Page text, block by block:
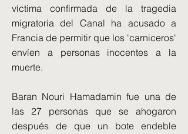
víctima confirmada de la tragedia
migratoria del Canal ha acusado a
Francia de permitir que los 'carniceros'
envíen a personas inocentes a la
muerte.
Baran Nouri Hamadamin fue una de
las 27 personas que se ahogaron
después de que un bote endeble